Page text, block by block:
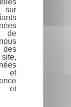
sur
de
et
et